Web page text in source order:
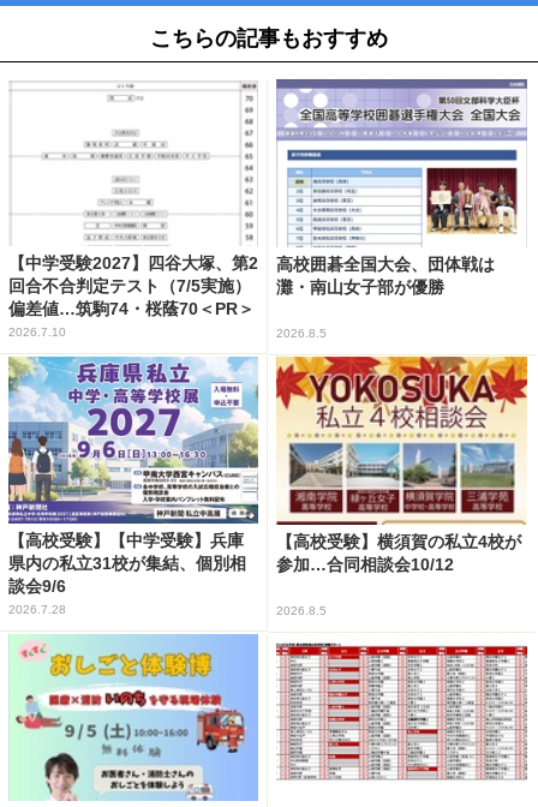
こちらの記事もおすすめ
【中学受験2027】四谷大塚、第2
回合不合判定テスト（7/5実施）
偏差値…筑駒74・桜蔭70＜PR＞
2026.7.10
高校囲碁全国大会、団体戦は
灘・南山女子部が優勝
2026.8.5
【高校受験】【中学受験】兵庫
県内の私立31校が集結、個別相
談会9/6
2026.7.28
【高校受験】横須賀の私立4校が
参加…合同相談会10/12
2026.8.5